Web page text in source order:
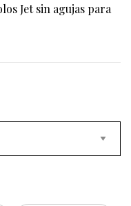
Jet sin agujas para